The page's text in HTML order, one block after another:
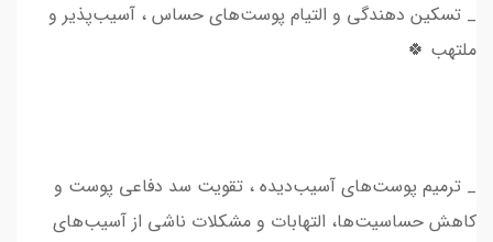
_ تسکین دهندگی و التیام پوست‌های حساس ، آسیب‌پذیر و
ملتهب 🍀
_ ترمیم پوست‌های آسیب‌دیده ، تقویت سد دفاعی پوست و
کاهش حساسیت‌ها، التهابات و مشکلات ناشی از آسیب‌های